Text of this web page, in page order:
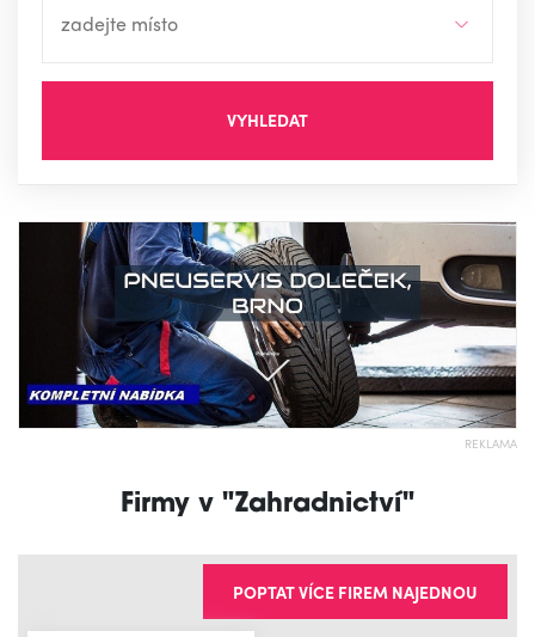
VYHLEDAT
REKLAMA
Firmy v "Zahradnictví"
POPTAT VÍCE FIREM NAJEDNOU